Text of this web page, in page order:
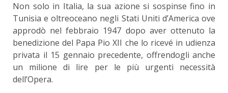
Non solo in Italia, la sua azione si sospinse fino in
Tunisia e oltreoceano negli Stati Uniti d’America ove
approdò nel febbraio 1947 dopo aver ottenuto la
benedizione del Papa Pio XII che lo ricevé in udienza
privata il 15 gennaio precedente, offrendogli anche
un milione di lire per le più urgenti necessità
dell’Opera.